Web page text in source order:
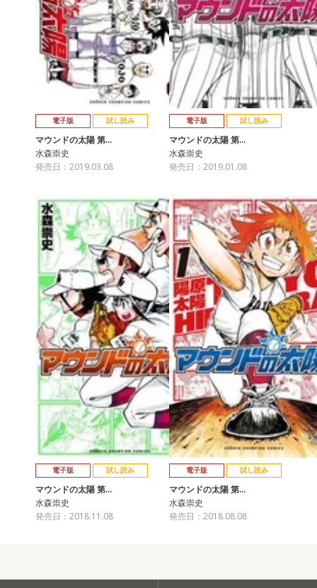
電子版 試し読み
マウンドの太陽 第…
水森崇史
発売日：2019.03.08
電子版 試し読み
マウンドの太陽 第…
水森崇史
発売日：2019.01.08
電子版 試し読み
マウンドの太陽 第…
水森崇史
発売日：2018.11.08
電子版 試し読み
マウンドの太陽 第…
水森崇史
発売日：2018.08.08